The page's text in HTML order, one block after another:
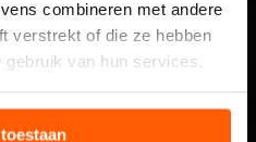
combineren met andere
verstrekt of die ze hebben
van hun services.
en heftruck